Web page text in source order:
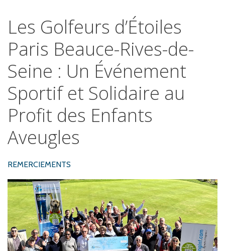
Les Golfeurs d’Étoiles
Paris Beauce-Rives-de-
Seine : Un Événement
Sportif et Solidaire au
Profit des Enfants
Aveugles
REMERCIEMENTS